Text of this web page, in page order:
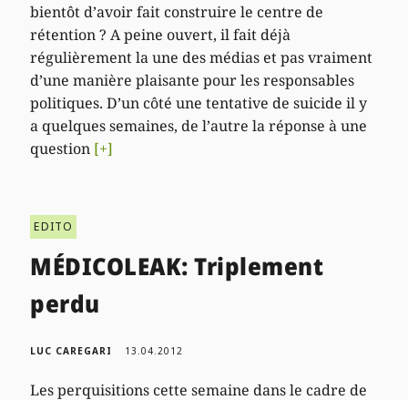
bientôt d’avoir fait construire le centre de
rétention ? A peine ouvert, il fait déjà
régulièrement la une des médias et pas vraiment
d’une manière plaisante pour les responsables
politiques. D’un côté une tentative de suicide il y
a quelques semaines, de l’autre la réponse à une
question [+]
EDITO
MÉDICOLEAK: Triplement
perdu
LUC CAREGARI 13.04.2012
Les perquisitions cette semaine dans le cadre de